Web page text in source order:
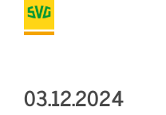
03.12.2024